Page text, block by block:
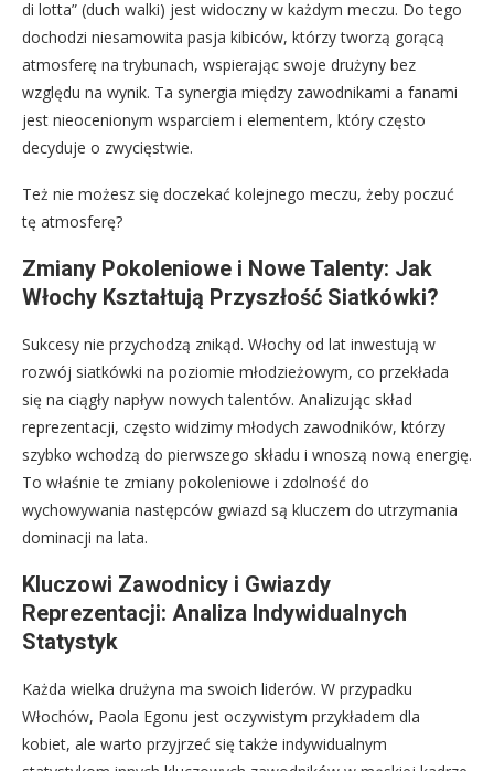
di lotta” (duch walki) jest widoczny w każdym meczu. Do tego
dochodzi niesamowita pasja kibiców, którzy tworzą gorącą
atmosferę na trybunach, wspierając swoje drużyny bez
względu na wynik. Ta synergia między zawodnikami a fanami
jest nieocenionym wsparciem i elementem, który często
decyduje o zwycięstwie.
Też nie możesz się doczekać kolejnego meczu, żeby poczuć
tę atmosferę?
Zmiany Pokoleniowe i Nowe Talenty: Jak
Włochy Kształtują Przyszłość Siatkówki?
Sukcesy nie przychodzą znikąd. Włochy od lat inwestują w
rozwój siatkówki na poziomie młodzieżowym, co przekłada
się na ciągły napływ nowych talentów. Analizując skład
reprezentacji, często widzimy młodych zawodników, którzy
szybko wchodzą do pierwszego składu i wnoszą nową energię.
To właśnie te zmiany pokoleniowe i zdolność do
wychowywania następców gwiazd są kluczem do utrzymania
dominacji na lata.
Kluczowi Zawodnicy i Gwiazdy
Reprezentacji: Analiza Indywidualnych
Statystyk
Każda wielka drużyna ma swoich liderów. W przypadku
Włochów, Paola Egonu jest oczywistym przykładem dla
kobiet, ale warto przyjrzeć się także indywidualnym